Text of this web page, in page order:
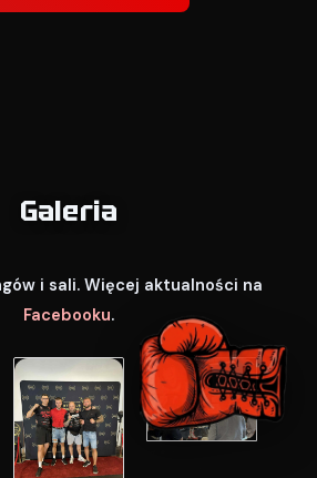
Galeria
i sali. Więcej aktualności na
Facebooku.